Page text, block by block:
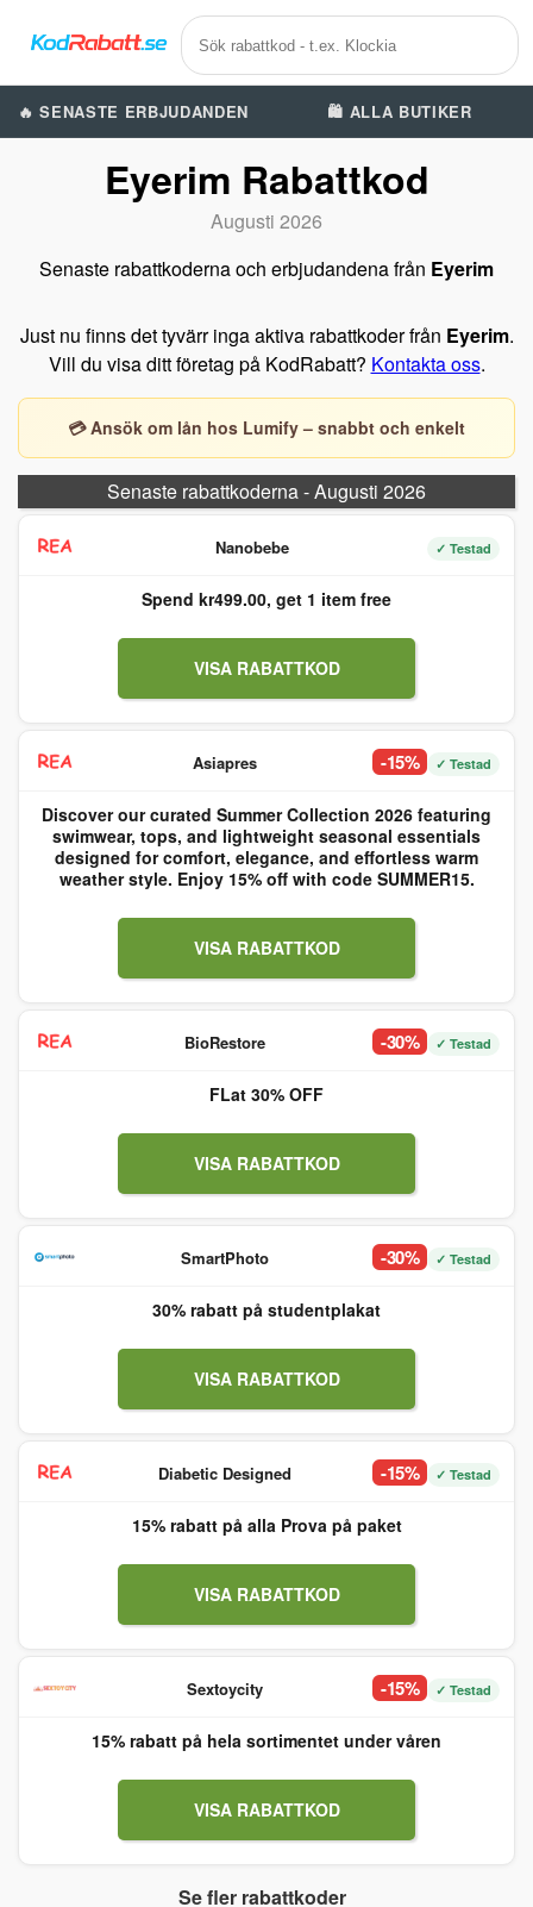
🔥 SENASTE ERBJUDANDEN 🛍️ ALLA BUTIKER
Eyerim Rabattkod
Augusti 2026
Senaste rabattkoderna och erbjudandena från Eyerim
Just nu finns det tyvärr inga aktiva rabattkoder från Eyerim.
Vill du visa ditt företag på KodRabatt? Kontakta oss.
💳 Ansök om lån hos Lumify – snabbt och enkelt
Senaste rabattkoderna - Augusti 2026
Nanobebe ✓ Testad
Spend kr499.00, get 1 item free
VISA RABATTKOD
Asiapres -15% ✓ Testad
Discover our curated Summer Collection 2026 featuring
swimwear, tops, and lightweight seasonal essentials
designed for comfort, elegance, and effortless warm
weather style. Enjoy 15% off with code SUMMER15.
VISA RABATTKOD
BioRestore -30% ✓ Testad
FLat 30% OFF
VISA RABATTKOD
SmartPhoto -30% ✓ Testad
30% rabatt på studentplakat
VISA RABATTKOD
Diabetic Designed -15% ✓ Testad
15% rabatt på alla Prova på paket
VISA RABATTKOD
Sextoycity -15% ✓ Testad
15% rabatt på hela sortimentet under våren
VISA RABATTKOD
Se fler rabattkoder